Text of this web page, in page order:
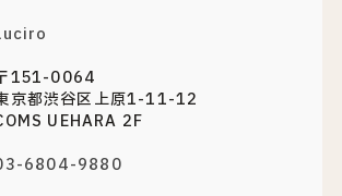
151-0064
京都渋谷区上原1-11-12
UEHARA 2F
6804-9880